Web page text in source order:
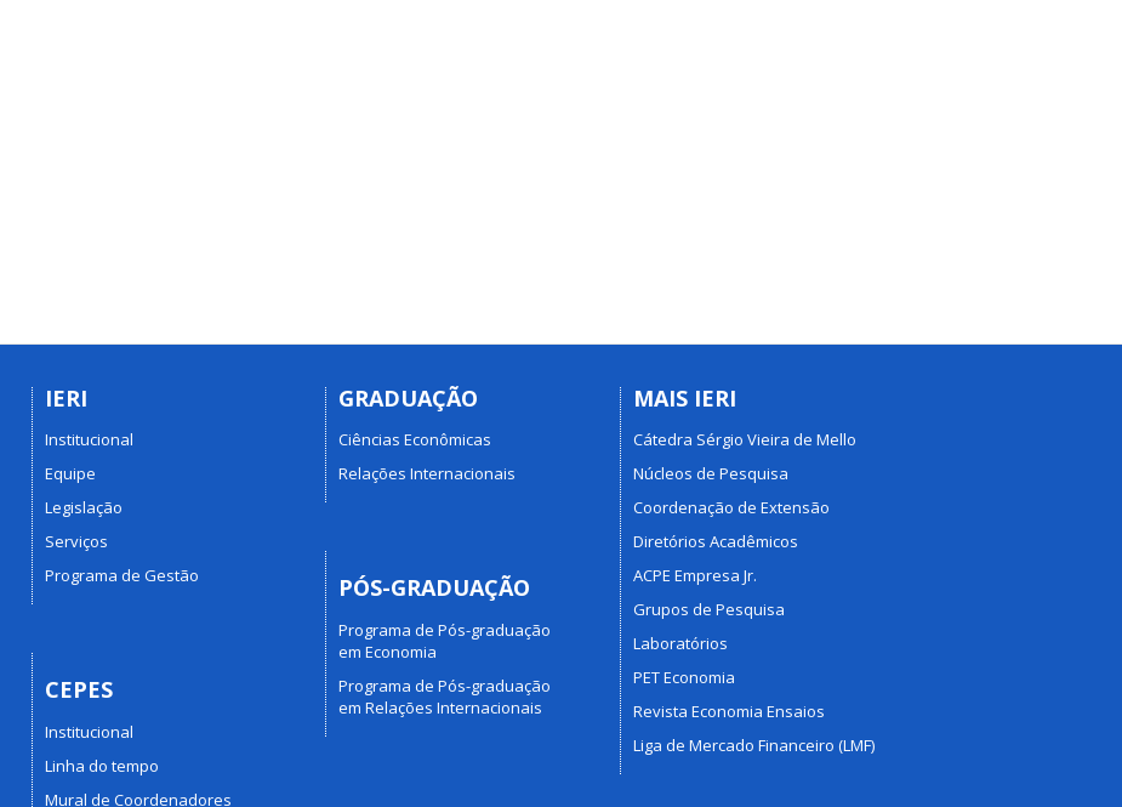
IERI
Institucional
Equipe
Legislação
Serviços
Programa de Gestão
CEPES
Institucional
Linha do tempo
Mural de Coordenadores
GRADUAÇÃO
Ciências Econômicas
Relações Internacionais
PÓS-GRADUAÇÃO
Programa de Pós-graduação
em Economia
Programa de Pós-graduação
em Relações Internacionais
MAIS IERI
Cátedra Sérgio Vieira de Mello
Núcleos de Pesquisa
Coordenação de Extensão
Diretórios Acadêmicos
ACPE Empresa Jr.
Grupos de Pesquisa
Laboratórios
PET Economia
Revista Economia Ensaios
Liga de Mercado Financeiro (LMF)